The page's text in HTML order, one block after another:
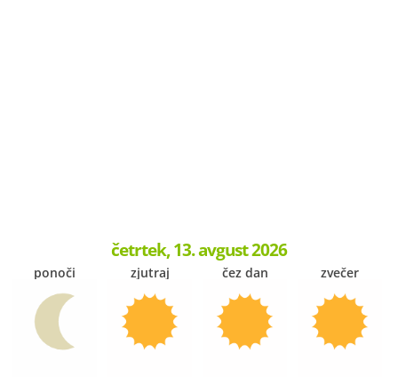
četrtek, 13. avgust 2026
ponoči zjutraj čez dan zvečer